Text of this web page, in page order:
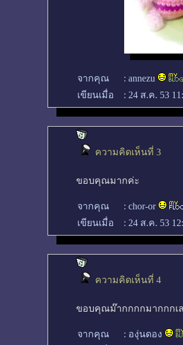
จากคุณ : annezu
เขียนเมื่อ
: 24 ส.ค. 53
ความคิดเห็นที่ 3
ขอบคุณมากค่ะ
จากคุณ : chor-or
เขียนเมื่อ
: 24 ส.ค. 53
ความคิดเห็นที่ 4
ขอบคุณม๊ากกกกมากกกเ
จากคุณ : องุ่นดอง